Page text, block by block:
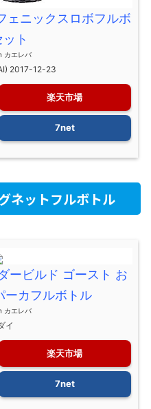
ェニックスロボフルボ
ット
カエレバ
2017-12-23
楽天市場
7net
ネットフルボトル
ービルド ゴースト お
ーカフルボトル
カエレバ
イ
楽天市場
7net